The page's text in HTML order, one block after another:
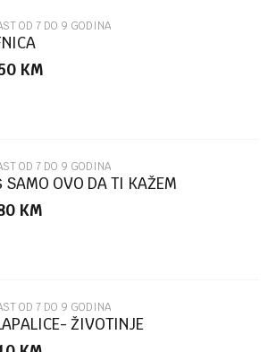
OD 7 DO 9 GODINA
KM
OD 7 DO 9 GODINA
SAMO OVO DA TI KAŽEM
KM
OD 7 DO 9 GODINA
ŽIVOTINJE